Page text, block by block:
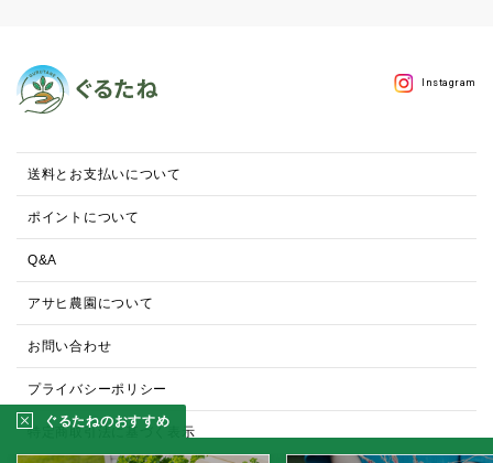
Instagram
送料とお支払いについて
ポイントについて
Q&A
アサヒ農園について
お問い合わせ
プライバシーポリシー
特定商取引法に基づく表示
ぐるたねのおすすめ